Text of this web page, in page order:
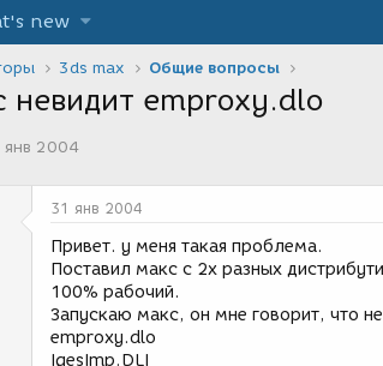
new
3ds max Общие вопросы
невидит emproxy.dlo
янв 2004
31 янв 2004
Привет. у меня такая проблема.
Поставил макс с 2х разных
100% рабочий.
Запускаю макс, он мне говорит, что
emproxy.dlo
IgesImp.DLI